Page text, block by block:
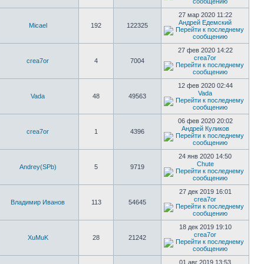
Micael 192 122325
27 мар 2020 11:22
Андрей Едемский
crea7or 4 7004
27 фев 2020 14:22
crea7or
Vada 48 49563
12 фев 2020 02:44
Vada
crea7or 1 4396
06 фев 2020 20:02
Андрей Куликов
Andrey(SPb) 5 9719
24 янв 2020 14:50
Chute
Владимир Иванов 113 54645
27 дек 2019 16:01
crea7or
XuMuK 28 21242
18 дек 2019 19:10
crea7or
01 авг 2019 13:53